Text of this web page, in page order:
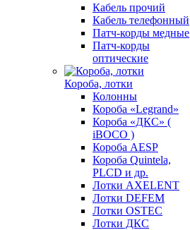
Кабель прочий
Кабель телефонный
Патч-корды медные
Патч-корды
оптические
Короба, лотки
Колонны
Короба «Legrand»
Короба «ДКС» (
iBOCO )
Короба AESP
Короба Quintela,
PLCD и др.
Лотки AXELENT
Лотки DEFEM
Лотки OSTEC
Лотки ДКС